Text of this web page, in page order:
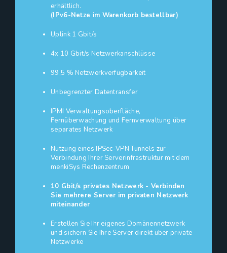
erhältlich.
(IPv6-Netze im Warenkorb bestellbar)
Uplink 1 Gbit/s
4x 10 Gbit/s Netzwerkanschlüsse
99,5 % Netzwerkverfügbarkeit
Unbegrenzter Datentransfer
IPMI Verwaltungsoberfläche,
Fernüberwachung und Fernverwaltung über
separates Netzwerk
Nutzung eines IPSec-VPN Tunnels zur
Verbindung Ihrer Serverinfrastruktur mit dem
menkiSys Rechenzentrum
10 Gbit/s privates Netzwerk - Verbinden
Sie mehrere Server im privaten Netzwerk
miteinander
Erstellen Sie Ihr eigenes Domänennetzwerk
und sichern Sie Ihre Server direkt über private
Netzwerke